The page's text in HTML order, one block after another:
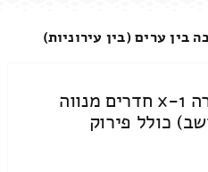
בין ערים (בין עירוניות)
הצעת מחיר הובלת דירה 1-x חדרים מנווה
כולל פירוק